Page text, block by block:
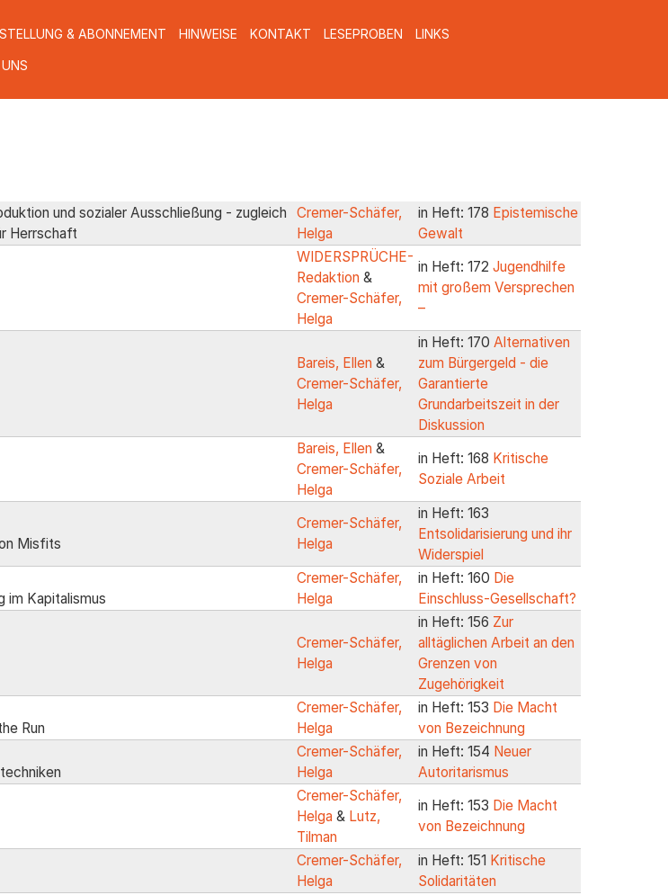
& ABONNEMENT HINWEISE KONTAKT LESEPROBEN LINKS
und sozialer Ausschließung - zugleich
Herrschaft
Cremer-Schäfer,
Helga
in Heft: 178 Epistemische
Gewalt
WIDERSPRÜCHE-
Redaktion &
Cremer-Schäfer,
Helga
in Heft: 172 Jugendhilfe
mit großem Versprechen
–
Bareis, Ellen &
Cremer-Schäfer,
Helga
in Heft: 170 Alternativen
zum Bürgergeld - die
Garantierte
Grundarbeitszeit in der
Diskussion
Bareis, Ellen &
Cremer-Schäfer,
Helga
in Heft: 168 Kritische
Soziale Arbeit
Misfits
Cremer-Schäfer,
Helga
in Heft: 163
Entsolidarisierung und ihr
Widerspiel
im Kapitalismus
Cremer-Schäfer,
Helga
in Heft: 160 Die
Einschluss-Gesellschaft?
Cremer-Schäfer,
Helga
in Heft: 156 Zur
alltäglichen Arbeit an den
Grenzen von
Zugehörigkeit
Run
Cremer-Schäfer,
Helga
in Heft: 153 Die Macht
von Bezeichnung
Cremer-Schäfer,
Helga
in Heft: 154 Neuer
Autoritarismus
Cremer-Schäfer,
Helga & Lutz,
Tilman
in Heft: 153 Die Macht
von Bezeichnung
Cremer-Schäfer,
Helga
in Heft: 151 Kritische
Solidaritäten